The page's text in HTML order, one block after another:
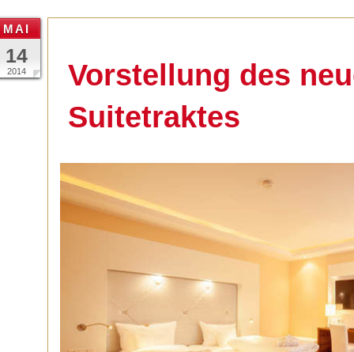
2014
14
MAI
Vorstellung des
Suitetraktes